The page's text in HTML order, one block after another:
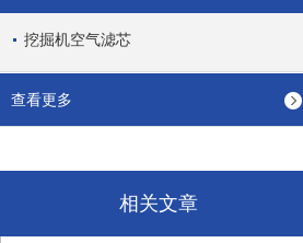
挖掘机空气滤芯
查看更多
相关文章